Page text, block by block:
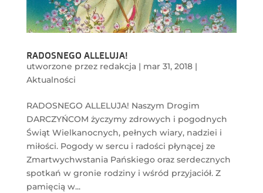
RADOSNEGO ALLELUJA!
utworzone przez redakcja| mar 31, 2018|
Aktualności
RADOSNEGO ALLELUJA! Naszym Drogim
DARCZYŃCOM życzymy zdrowych i pogodnych
Świąt Wielkanocnych, pełnych wiary, nadziei i
miłości. Pogody w sercu i radości płynącej ze
Zmartwychwstania Pańskiego oraz serdecznych
spotkań w gronie rodziny i wśród przyjaciół. Z
pamięcią w...